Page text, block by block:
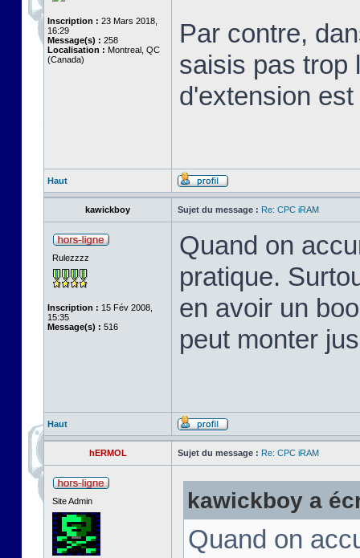
Inscription : 23 Mars 2018,
16:29
Message(s) : 258
Localisation : Montreal, QC
(Canada)
Par contre,
saisis pas trop
d'extension
Haut
kawickboy Sujet du message : Re: CPC iRAM
Rulezzzz
Inscription : 15 Fév 2008,
15:35
Message(s) : 516
Quand on
pratique.
en avoir un
peut monter
Haut
hERMOL Sujet du message : Re: CPC iRAM
Site Admin kawickboy a
Quand on